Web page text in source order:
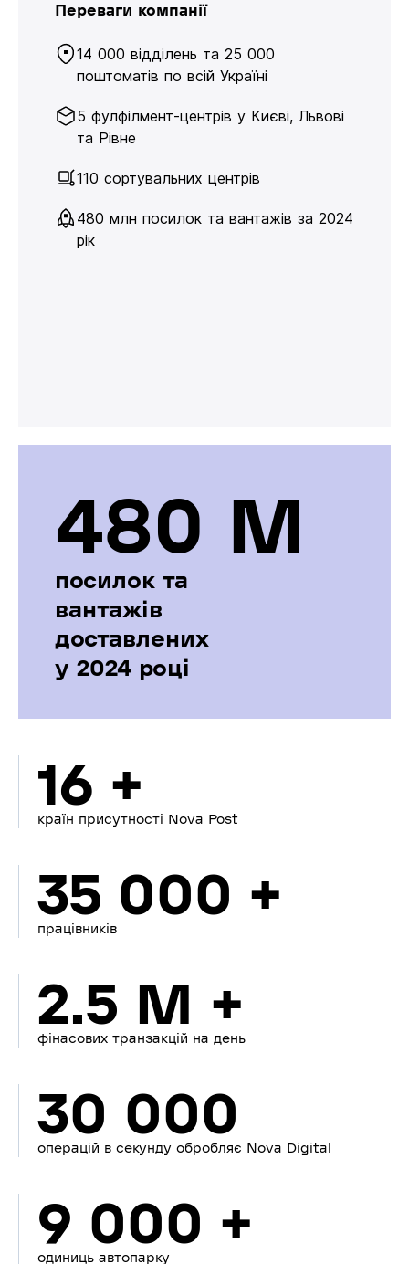
Переваги компанії
14 000 відділень та 25 000
поштоматів по всій Україні
5 фулфілмент-центрів у Києві, Львові
та Рівне
110 сортувальних центрів
480 млн посилок та вантажів за 2024
рік
480 М
посилок та
вантажів
доставлених
у 2024 році
16 +
країн присутності Nova Post
35 000 +
працівників
2.5 M +
фінасових транзакцій на день
30 000
операцій в секунду обробляє Nova Digital
9 000 +
одиниць автопарку